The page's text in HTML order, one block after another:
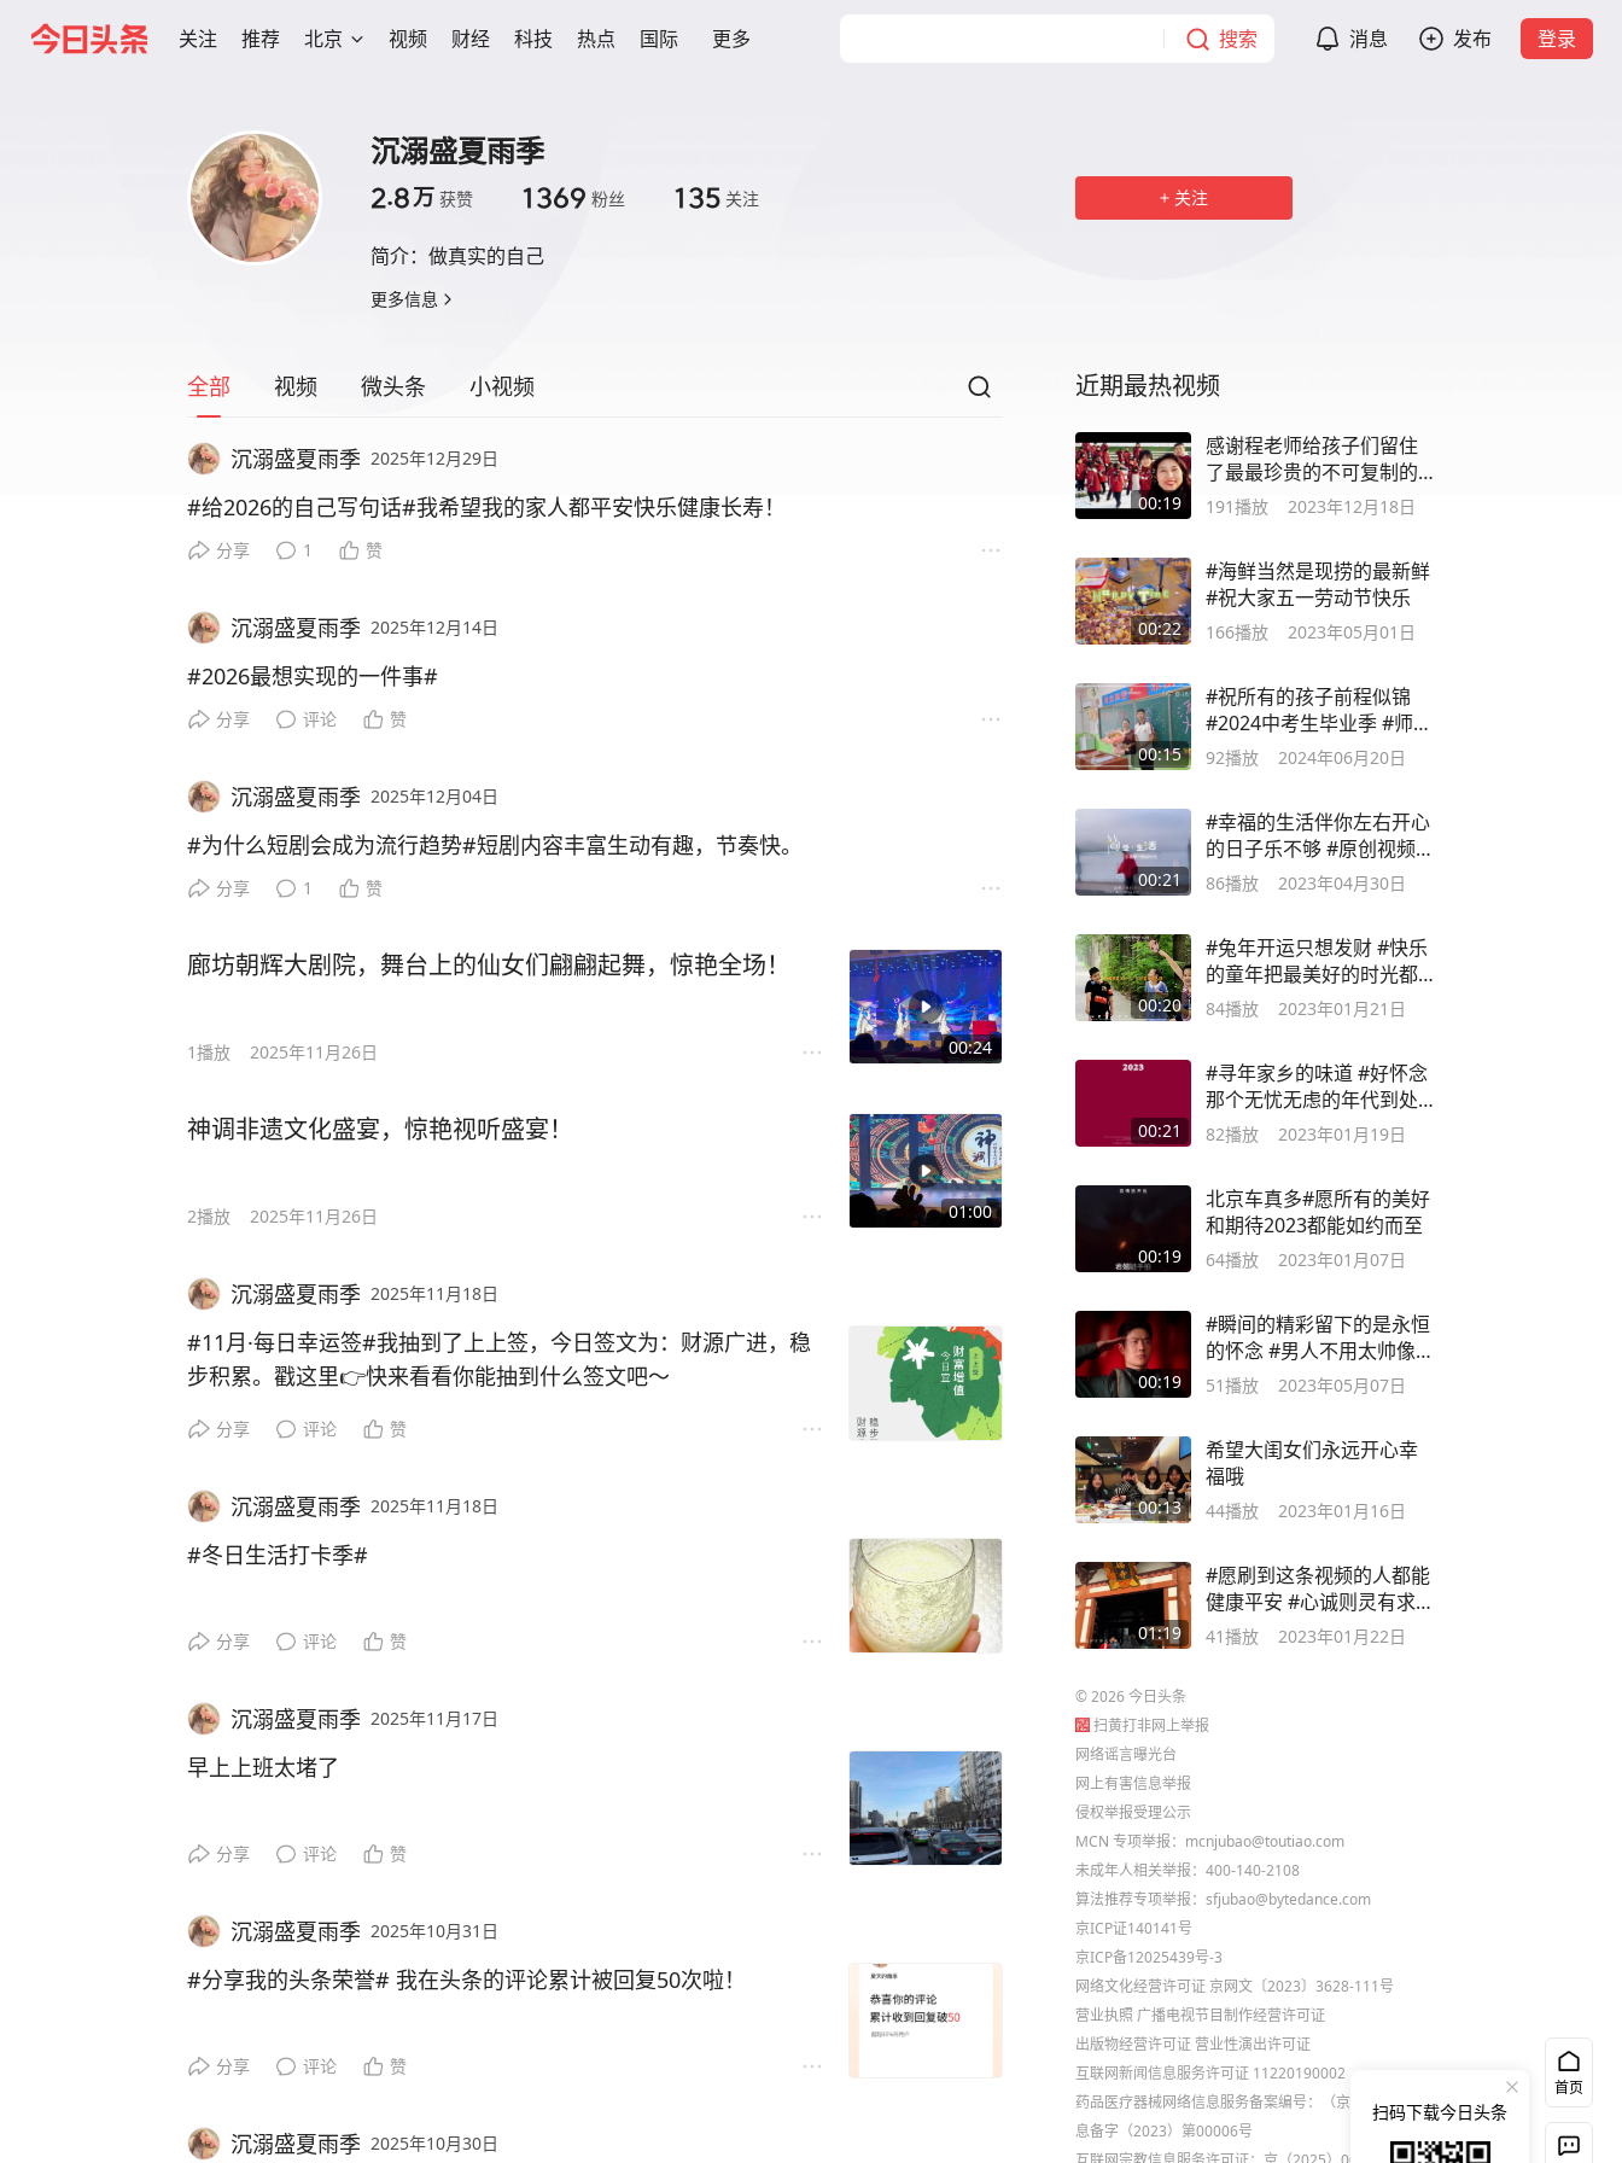
关注 推荐 北京 视频 财经 科技 热点 国际 更多 搜索 消息 发布 登录
沉溺盛夏雨季
2.8万 获赞 1369 粉丝 135 关注
简介： 做真实的自己
更多信息
关注
全部 视频 微头条 小视频
沉溺盛夏雨季 2025年12月29日
#给2026的自己写句话#我希望我的家人都平安快乐健康长寿！
分享 1 赞
沉溺盛夏雨季 2025年12月14日
#2026最想实现的一件事#
分享 评论 赞
沉溺盛夏雨季 2025年12月04日
#为什么短剧会成为流行趋势#短剧内容丰富生动有趣，节奏快。
分享 1 赞
00:24
廊坊朝辉大剧院，舞台上的仙女们翩翩起舞，惊艳全场！
1播放 2025年11月26日
01:00
神调非遗文化盛宴，惊艳视听盛宴！
2播放 2025年11月26日
沉溺盛夏雨季 2025年11月18日
#11月·每日幸运签#我抽到了上上签，今日签文为：财源广进，稳
步积累。戳这里👉快来看看你能抽到什么签文吧～
分享 评论 赞
沉溺盛夏雨季 2025年11月18日
#冬日生活打卡季#
分享 评论 赞
沉溺盛夏雨季 2025年11月17日
早上上班太堵了
分享 评论 赞
沉溺盛夏雨季 2025年10月31日
#分享我的头条荣誉# 我在头条的评论累计被回复50次啦！
分享 评论 赞
沉溺盛夏雨季 2025年10月30日
近期最热视频
00:19
感谢程老师给孩子们留住
了最最珍贵的不可复制的
幸福快乐瞬间
191播放 2023年12月18日
00:22
#海鲜当然是现捞的最新鲜
#祝大家五一劳动节快乐
166播放 2023年05月01日
00:15
#祝所有的孩子前程似锦
#2024中考生毕业季 #师恩
难忘 #师生情
92播放 2024年06月20日
00:21
#幸福的生活伴你左右开心
的日子乐不够 #原创视频 #
早市的烟火气
86播放 2023年04月30日
00:20
#兔年开运只想发财 #快乐
的童年把最美好的时光都
给你
84播放 2023年01月21日
00:21
#寻年家乡的味道 #好怀念
那个无忧无虑的年代到处
充满着烟火气息
82播放 2023年01月19日
00:19
北京车真多#愿所有的美好
和期待2023都能如约而至
64播放 2023年01月07日
00:19
#瞬间的精彩留下的是永恒
的怀念 #男人不用太帅像爷
们就行
51播放 2023年05月07日
00:13
希望大闺女们永远开心幸
福哦
44播放 2023年01月16日
01:19
#愿刷到这条视频的人都能
健康平安 #心诚则灵有求必
应 #原创视频
41播放 2023年01月22日
©2026今日头条
扫黄打非网上举报
网络谣言曝光台
网上有害信息举报
侵权举报受理公示
MCN 专项举报：mcnjubao@toutiao.com
未成年人相关举报：400-140-2108
算法推荐专项举报：sfjubao@bytedance.com
京ICP证140141号
京ICP备12025439号-3
网络文化经营许可证 京网文〔2023〕3628-111号
营业执照 广播电视节目制作经营许可证
出版物经营许可证 营业性演出许可证
互联网新闻信息服务许可证 11220190002
药品医疗器械网络信息服务备案编号：（京）网药械信
息备字（2023）第00006号
首页
扫码下载今日头条